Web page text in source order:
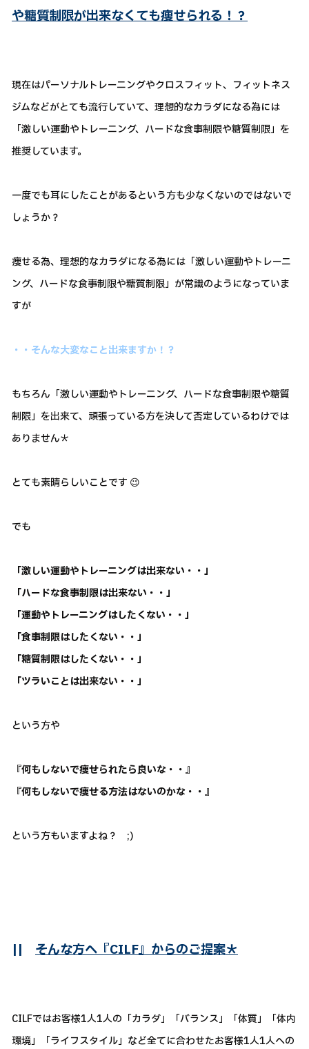
や糖質制限が出来なくても痩せられる！？
現在はパーソナルトレーニングやクロスフィット、フィットネス
ジムなどがとても流行していて、理想的なカラダになる為には
「激しい運動やトレーニング、ハードな食事制限や糖質制限」を
推奨しています。
一度でも耳にしたことがあるという方も少なくないのではないで
しょうか？
痩せる為、理想的なカラダになる為には「激しい運動やトレーニ
ング、ハードな食事制限や糖質制限」が常識のようになっていま
すが
・・そんな大変なこと出来ますか！？
もちろん「激しい運動やトレーニング、ハードな食事制限や糖質
制限」を出来て、頑張っている方を決して否定しているわけでは
ありません＊
とても素晴らしいことです 😉
でも
「激しい運動やトレーニングは出来ない・・」
「ハードな食事制限は出来ない・・」
「運動やトレーニングはしたくない・・」
「食事制限はしたくない・・」
「糖質制限はしたくない・・」
「ツラいことは出来ない・・」
という方や
『何もしないで痩せられたら良いな・・』
『何もしないで痩せる方法はないのかな・・』
という方もいますよね？ ;)
|| そんな方へ『CILF』からのご提案＊
CILFではお客様1人1人の「カラダ」「バランス」「体質」「体内
環境」「ライフスタイル」など全てに合わせたお客様1人1人への